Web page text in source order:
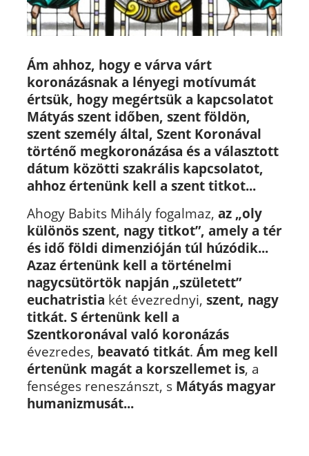
Ám ahhoz, hogy e várva várt
koronázásnak a lényegi motívumát
értsük, hogy megértsük a kapcsolatot
Mátyás szent időben, szent földön,
szent személy által, Szent Koronával
történő megkoronázása és a választott
dátum közötti szakrális kapcsolatot,
ahhoz értenünk kell a szent titkot...
Ahogy Babits Mihály fogalmaz, az „oly
különös szent, nagy titkot”, amely a tér
és idő földi dimenzióján túl húzódik...
Azaz értenünk kell a történelmi
nagycsütörtök napján „született”
euchatristia két évezrednyi, szent, nagy
titkát. S értenünk kell a
Szentkoronával való koronázás
évezredes, beavató titkát. Ám meg kell
értenünk magát a korszellemet is, a
fenséges reneszánszt, s Mátyás magyar
humanizmusát...